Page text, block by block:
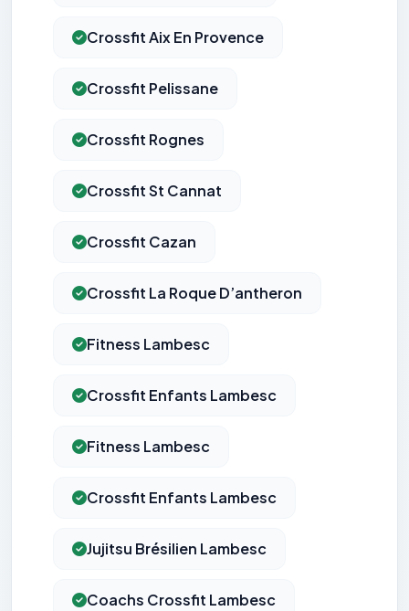
Crossfit Aix En Provence
Crossfit Pelissane
Crossfit Rognes
Crossfit St Cannat
Crossfit Cazan
Crossfit La Roque D’antheron
Fitness Lambesc
Crossfit Enfants Lambesc
Fitness Lambesc
Crossfit Enfants Lambesc
Jujitsu Brésilien Lambesc
Coachs Crossfit Lambesc